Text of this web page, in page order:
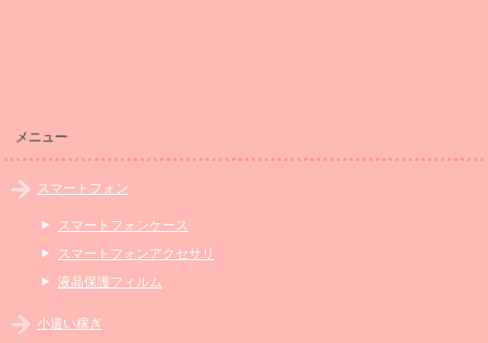
メニュー
スマートフォン
スマートフォンケース
スマートフォンアクセサリ
液晶保護フィルム
小遣い稼ぎ